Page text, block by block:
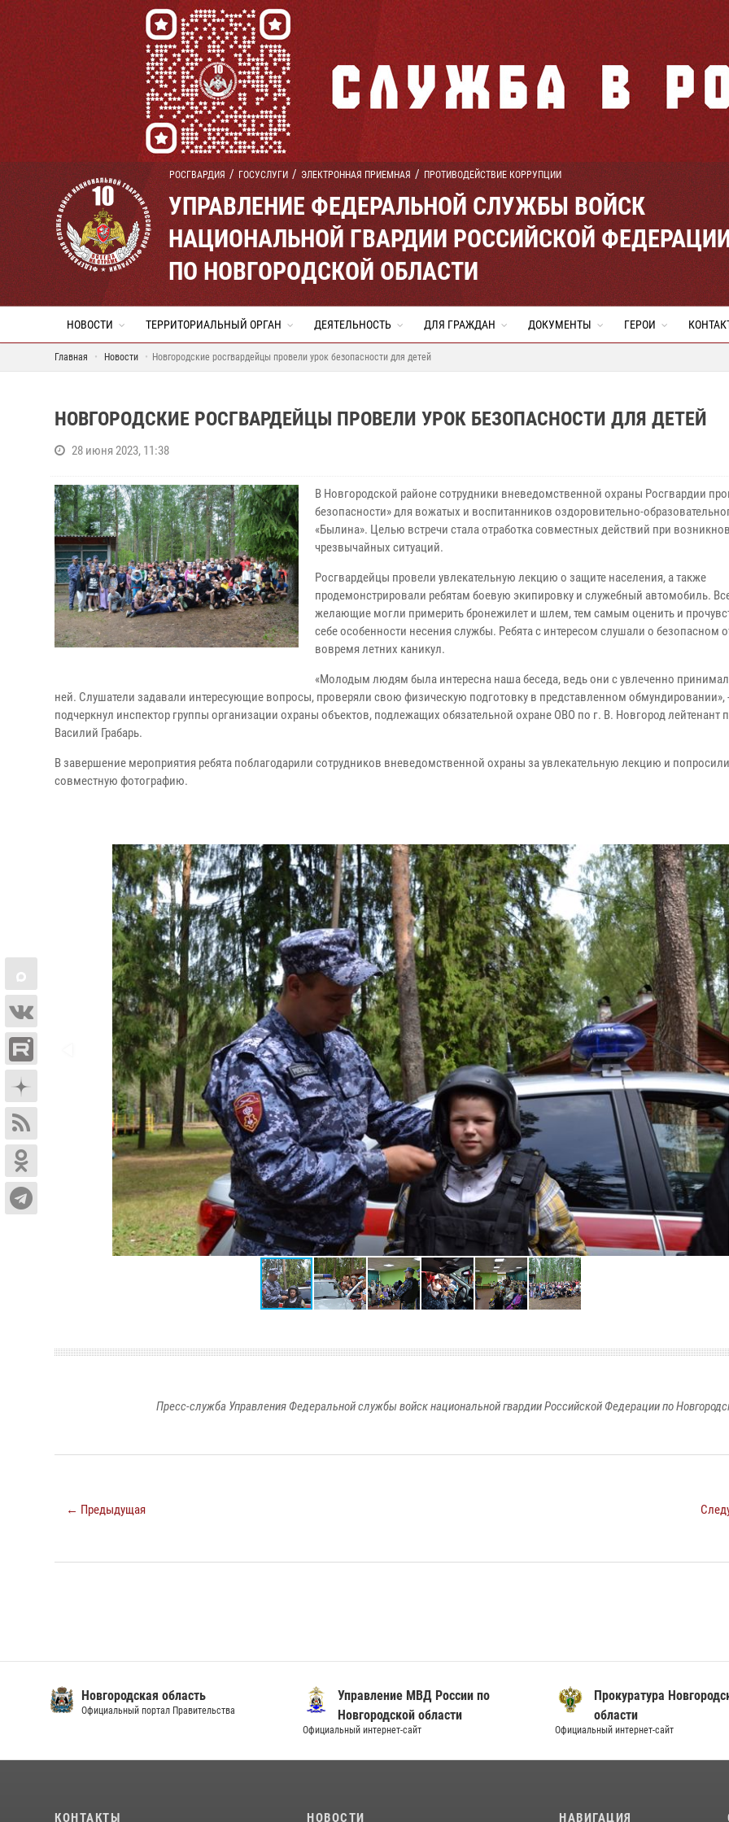
РОСГВАРДИЯ ГОСУСЛУГИ ЭЛЕКТРОННАЯ ПРИЕМНАЯ ПРОТИВОДЕЙСТВИЕ КОРРУПЦИИ
УПРАВЛЕНИЕ ФЕДЕРАЛЬНОЙ СЛУЖБЫ ВОЙСК
НАЦИОНАЛЬНОЙ ГВАРДИИ РОССИЙСКОЙ
ПО НОВГОРОДСКОЙ ОБЛАСТИ
НОВОСТИ ТЕРРИТОРИАЛЬНЫЙ ОРГАН ДЕЯТЕЛЬНОСТЬ ДЛЯ ГРАЖДАН ДОКУМЕНТЫ ГЕРОИ
Главная Новости Новгородские росгвардейцы провели урок безопасности для детей
НОВГОРОДСКИЕ РОСГВАРДЕЙЦЫ ПРОВЕЛИ УРОК БЕЗОПАСНОСТИ ДЛЯ ДЕТЕЙ
28 июня 2023, 11:38
В Новгородской районе сотрудники вневедомственной охраны Росгвардии
безопасности» для вожатых и воспитанников оздоровительно-
«Былина». Целью встречи стала отработка совместных действий при
чрезвычайных ситуаций.
Росгвардейцы провели увлекательную лекцию о защите населения, а также
продемонстрировали ребятам боевую экипировку и служебный автомобиль.
желающие могли примерить бронежилет и шлем, тем самым оценить и
себе особенности несения службы. Ребята с интересом слушали о безопасном
вовремя летних каникул.
«Молодым людям была интересна наша беседа, ведь они с увлеченно
ней. Слушатели задавали интересующие вопросы, проверяли свою физическую подготовку в представленном обмундировании»,
подчеркнул инспектор группы организации охраны объектов, подлежащих обязательной охране ОВО по г. В. Новгород лейтенант
Василий Грабарь.
В завершение мероприятия ребята поблагодарили сотрудников вневедомственной охраны за увлекательную лекцию и
совместную фотографию.
Пресс-служба Управления Федеральной службы войск национальной гвардии Российской Федерации по
← Предыдущая
Новгородская область
Официальный портал Правительства
Управление МВД России по
Новгородской области
Официальный интернет-сайт
Прокуратура
области
Официальный интернет-сайт
КОНТАКТЫ НОВОСТИ НАВИГАЦИЯ